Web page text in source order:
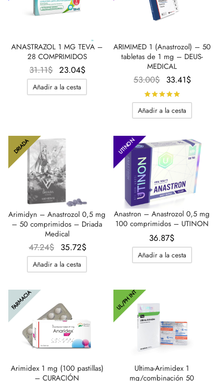
ANASTRAZOL 1 MG TEVA –
28 COMPRIMIDOS
31.11$
El
precio
original
23.04$
Añadir a la cesta
ARIMIMED 1 (Anastrozol) – 50
tabletas de 1 mg – DEUS-
MEDICAL
53.00$
El
precio
original
era:
33.41$
Añadir a la cesta
DRIADA
Arimidyn – Anastrozol 0,5 mg
– 50 comprimidos – Driada
Medical
47.24$
El
precio
original
35.72$
Añadir a la cesta
UTINON
Anastron – Anastrozol 0,5 mg
100 comprimidos – UTINON
36.87$
Añadir a la cesta
FARMACIA
Arimidex 1 mg (100 pastillas)
– CURACIÓN
UL/PH INT
Ultima-Arimidex 1
mg/combinación 50
🇪🇺
/ PHARMACOM INT. 🌍
Oral
(estanozolol) Oral